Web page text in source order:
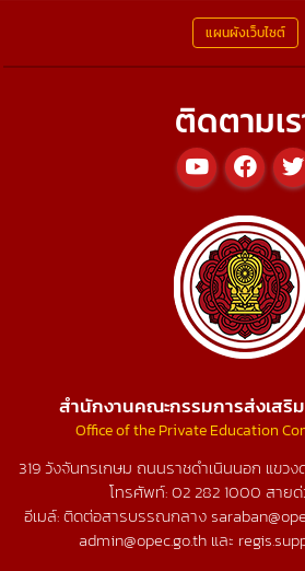
แผนผังเว็บไซต์
ติดตามเ
สำนักงานคณะกรรมการส่งเสริ
Office of the Private Education
319 วังจันทรเกษม ถนนราชดำเนินนอก แขว
โทรศัพท์:02 282 1000 สาย
อีเมล์: ติดต่อสารบรรณกลาง
admin@opec.go.th และ